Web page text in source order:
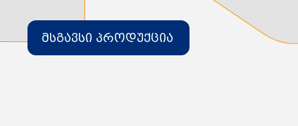
მსგავსი პროდუქცია